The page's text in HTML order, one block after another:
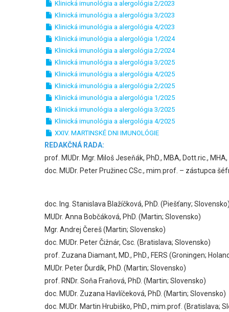
Klinická imunológia a alergológia 2/2023
Klinická imunológia a alergológia 3/2023
Klinická imunológia a alergológia 4/2023
Klinická imunológia a alergológia 1/2024
Klinická imunológia a alergológia 2/2024
Klinická imunológia a alergológia 3/2025
Klinická imunológia a alergológia 4/2025
Klinická imunológia a alergológia 2/2025
Klinická imunológia a alergológia 1/2025
Klinická imunológia a alergológia 3/2025
Klinická imunológia a alergológia 4/2025
XXIV. MARTINSKÉ DNI IMUNOLÓGIE
REDAKČNÁ RADA:
prof. MUDr. Mgr. Miloš Jeseňák, PhD., MBA, Dott.ric.,
doc. MUDr. Peter Pružinec CSc., mim.prof. – zástupca
doc. Ing. Stanislava Blažíčková, PhD. (Piešťany;
MUDr. Anna Bobčáková, PhD. (Martin; Slovensko)
Mgr. Andrej Čereš (Martin; Slovensko)
doc. MUDr. Peter Čižnár, Csc. (Bratislava; Slovensko)
prof. Zuzana Diamant, MD., PhD., FERS (Groningen;
MUDr. Peter Ďurdík, PhD. (Martin; Slovensko)
prof. RNDr. Soňa Fraňová, PhD. (Martin; Slovensko)
doc. MUDr. Zuzana Havlíčeková, PhD. (Martin; Slovensko)
doc. MUDr. Martin Hrubiško, PhD., mim.prof. (Bratislava;